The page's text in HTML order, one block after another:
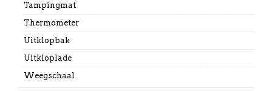
Tampingmat
Thermometer
Uitklopbak
Uitkloplade
Weegschaal